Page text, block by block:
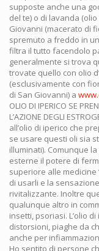
supposte anche una
del te) o di lavanda
Giovanni (macerato di
spremuto a freddo in
filtra il tutto facendolo
generalmente si trova
trovate quello con olio
(esclusivamente con
di San Giovanni) a
OLIO DI IPERICO SE
L’AZIONE DEGLI
all’olio di iperico che
se usare questi oli sia
illuminati). Comunque
esterne il potere di
superiore alle medicine
di usarli e la
rivitalizzante. Inoltre
qualunque altro in
insetti, psoriasi. L’olio
distorsioni, piaghe da
anche per
Ho sentito di persone